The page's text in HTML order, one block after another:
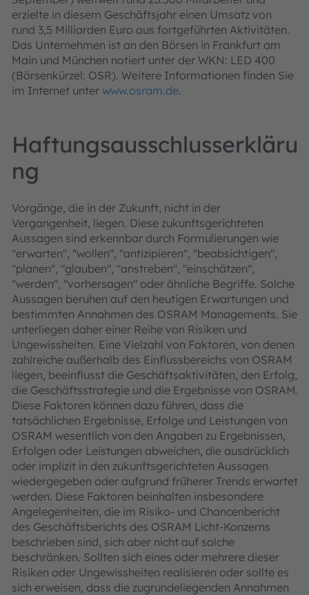
erzielte in diesem Geschäftsjahr einen Umsatz von
rund 3,5 Milliarden Euro aus fortgeführten Aktivitäten.
Das Unternehmen ist an den Börsen in Frankfurt am
Main und München notiert unter der WKN: LED 400
(Börsenkürzel: OSR). Weitere Informationen finden Sie
im Internet unter www.osram.de.
Haftungsausschlusserkläru
ng
Vorgänge, die in der Zukunft, nicht in der
Vergangenheit, liegen. Diese zukunftsgerichteten
Aussagen sind erkennbar durch Formulierungen wie
"erwarten", "wollen", "antizipieren", "beabsichtigen",
"planen", "glauben", "anstreben", "einschätzen",
"werden", "vorhersagen" oder ähnliche Begriffe. Solche
Aussagen beruhen auf den heutigen Erwartungen und
bestimmten Annahmen des OSRAM Managements. Sie
unterliegen daher einer Reihe von Risiken und
Ungewissheiten. Eine Vielzahl von Faktoren, von denen
zahlreiche außerhalb des Einflussbereichs von OSRAM
liegen, beeinflusst die Geschäftsaktivitäten, den Erfolg,
die Geschäftsstrategie und die Ergebnisse von OSRAM.
Diese Faktoren können dazu führen, dass die
tatsächlichen Ergebnisse, Erfolge und Leistungen von
OSRAM wesentlich von den Angaben zu Ergebnissen,
Erfolgen oder Leistungen abweichen, die ausdrücklich
oder implizit in den zukunftsgerichteten Aussagen
wiedergegeben oder aufgrund früherer Trends erwartet
werden. Diese Faktoren beinhalten insbesondere
Angelegenheiten, die im Risiko- und Chancenbericht
des Geschäftsberichts des OSRAM Licht-Konzerns
beschrieben sind, sich aber nicht auf solche
beschränken. Sollten sich eines oder mehrere dieser
Risiken oder Ungewissheiten realisieren oder sollte es
sich erweisen, dass die zugrundeliegenden Annahmen